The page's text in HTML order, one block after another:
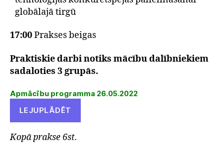
globālajā tirgū
17:00Prakses beigas
Praktiskie darbi notiks mācību dalībniekiem
sadaloties 3 grupās.
Apmācību programma 26.05.2022
LEJUPLĀDĒT
Kopā prakse 6st.